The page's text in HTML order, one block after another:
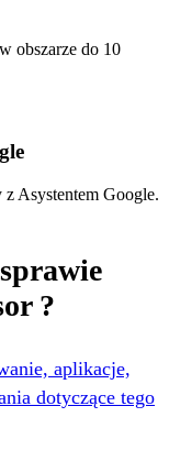
obszarze do 10
Asystentem Google.
?
aplikacje,
dotyczące tego